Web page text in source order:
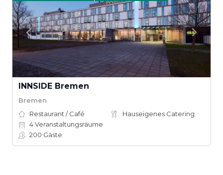
INNSIDE Bremen
Bremen
Restaurant / Café
Hauseigenes Catering
4Veranstaltungsräume
200 Gäste